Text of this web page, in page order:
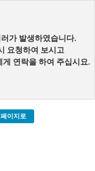
가 발생하였습니다.
요청하여 보시고
연락을 하여 주십시요.
이지로